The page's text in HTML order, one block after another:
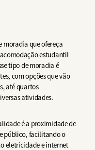
moradia que ofereça
estudantil
tipo de moradia é
com opções que vão
até quartos
atividades.
é a proximidade de
público, facilitando o
eletricidade e internet